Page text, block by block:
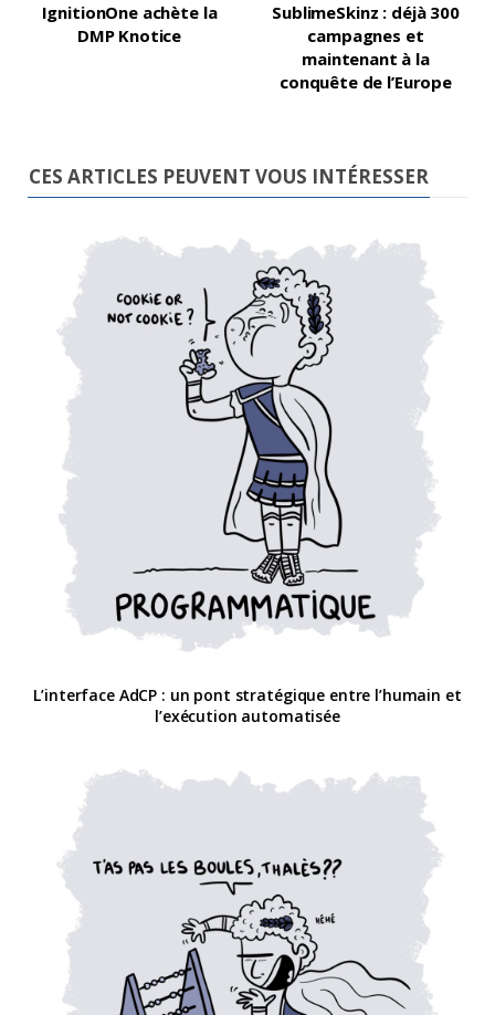
IgnitionOne achète la
DMP Knotice
SublimeSkinz : déjà 300
campagnes et
maintenant à la
conquête de l’Europe
CES ARTICLES PEUVENT VOUS INTÉRESSER
L’interface AdCP : un pont stratégique entre l’humain et
l’exécution automatisée